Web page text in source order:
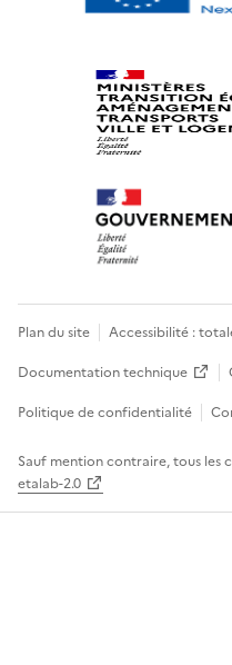
Plan du site Accessibilité :
Documentation technique
Politique de confidentialité
Sauf mention contraire, tous les
etalab-2.0